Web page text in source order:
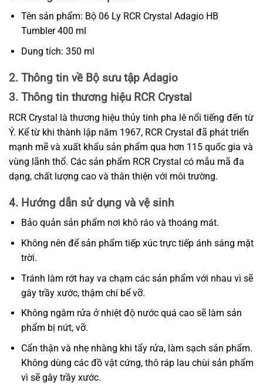
Tên sản phẩm: Bộ 06 Ly RCR Crystal Adagio HB
Tumbler 400 ml
Dung tích: 350 ml
2. Thông tin về Bộ sưu tập Adagio
3. Thông tin thương hiệu RCR Crystal
RCR Crystal là thương hiệu thủy tinh pha lê nổi tiếng đến từ
Ý. Kể từ khi thành lập năm 1967, RCR Crystal đã phát triển
mạnh mẽ và xuất khẩu sản phẩm qua hơn 115 quốc gia và
vùng lãnh thổ. Các sản phẩm RCR Crystal có mẫu mã đa
dạng, chất lượng cao và thân thiện với môi trường.
4. Hướng dẫn sử dụng và vệ sinh
Bảo quản sản phẩm nơi khô ráo và thoáng mát.
Không nên để sản phẩm tiếp xúc trực tiếp ánh sáng mặt
trời.
Tránh làm rớt hay va chạm các sản phẩm với nhau vì sẽ
gây trầy xước, thậm chí bể vỡ.
Không ngâm rửa ở nhiệt độ nước quá cao sẽ làm sản
phẩm bị nứt, vỡ.
Cẩn thận và nhẹ nhàng khi tẩy rửa, làm sạch sản phẩm.
Không dùng các đồ vật cứng, thô ráp lau chùi sản phẩm
vì sẽ gây trầy xước.